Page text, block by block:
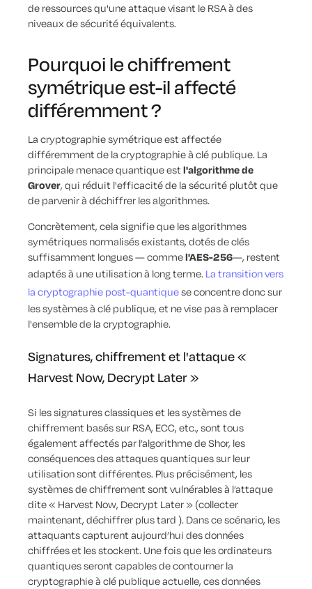
de ressources qu'une attaque visant le RSA à des
niveaux de sécurité équivalents.
Pourquoi le chiffrement
symétrique est-il affecté
différemment ?
La cryptographie symétrique est affectée
différemment de la cryptographie à clé publique. La
principale menace quantique estl'algorithme de
Grover, qui réduit l'efficacité de la sécurité plutôt que
de parvenir à déchiffrer les algorithmes.
Concrètement, cela signifie que les algorithmes
symétriques normalisés existants, dotés de clés
suffisamment longues — commel'AES-256—, restent
adaptés à une utilisation à long terme. La transition vers
la cryptographie post-quantiquese concentre donc sur
les systèmes à clé publique, et ne vise pas à remplacer
l'ensemble de la cryptographie.
Signatures, chiffrement et l'attaque «
Harvest Now, Decrypt Later »
Si les signatures classiques et les systèmes de
chiffrement basés sur RSA, ECC, etc., sont tous
également affectés par l’algorithme de Shor, les
conséquences des attaques quantiques sur leur
utilisation sont différentes. Plus précisément, les
systèmes de chiffrement sont vulnérables à l’attaque
dite « Harvest Now, Decrypt Later» (collecter
maintenant, déchiffrer plus tard ). Dans ce scénario, les
attaquants capturent aujourd’hui des données
chiffrées et les stockent. Une fois que les ordinateurs
quantiques seront capables de contourner la
cryptographie à clé publique actuelle, ces données